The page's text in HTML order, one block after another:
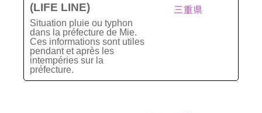
(LIFE LINE)
Situation pluie ou typhon
dans la préfecture de Mie.
Ces informations sont utiles
pendant et après les
intempéries sur la
préfecture.